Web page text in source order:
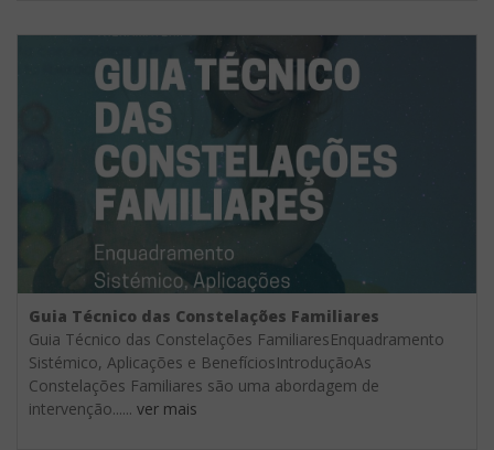
Guia Técnico das Constelações Familiares
Guia Técnico das Constelações FamiliaresEnquadramento
Sistémico, Aplicações e BenefíciosIntroduçãoAs
Constelações Familiares são uma abordagem de
intervenção...... ver mais